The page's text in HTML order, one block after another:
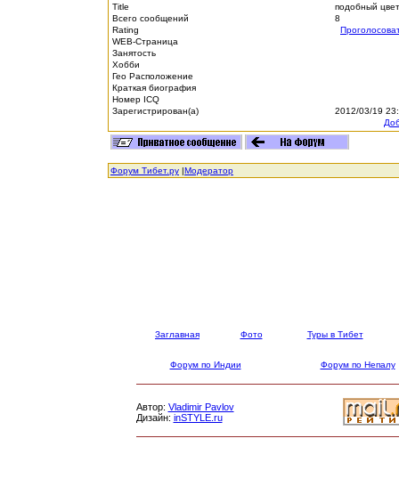
Title
подобный
Всего сообщений
8
Rating
WEB-Страница
Занятость
Хобби
Гео Расположение
Краткая биография
Номер ICQ
Зарегистрирован(а)
2012/03/19
Форум Тибет.ру |Модератор
Заглавная Фото Туры в Тибет
Форум по Индии Форум по Непалу
Автор: Vladimir Pavlov
Дизайн: inSTYLE.ru